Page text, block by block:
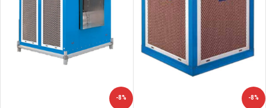
-8%
-8%